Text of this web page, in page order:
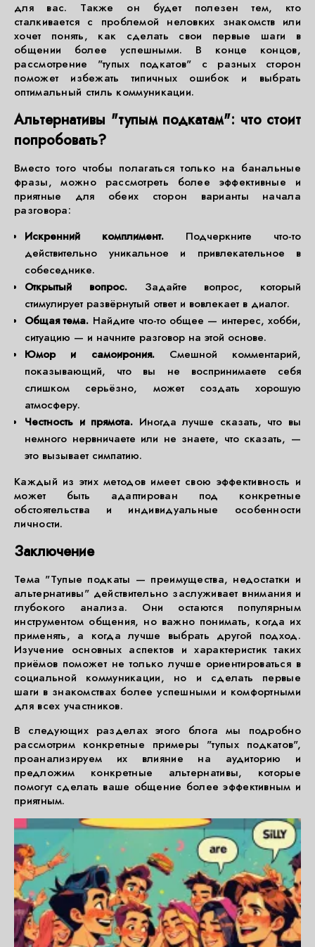
для вас. Также он будет полезен тем, кто
сталкивается с проблемой неловких знакомств или
хочет понять, как сделать свои первые шаги в
общении более успешными. В конце концов,
рассмотрение "тупых подкатов" с разных сторон
поможет избежать типичных ошибок и выбрать
оптимальный стиль коммуникации.
Альтернативы "тупым подкатам": что стоит
попробовать?
Вместо того чтобы полагаться только на банальные
фразы, можно рассмотреть более эффективные и
приятные для обеих сторон варианты начала
разговора:
Искренний комплимент. Подчеркните что-то
действительно уникальное и привлекательное в
собеседнике.
Открытый вопрос.Задайте вопрос, который
стимулирует развёрнутый ответ и вовлекает в диалог.
Общая тема. Найдите что-то общее — интерес, хобби,
ситуацию — и начните разговор на этой основе.
Юмор и самоирония.Смешной комментарий,
показывающий, что вы не воспринимаете себя
слишком серьёзно, может создать хорошую
атмосферу.
Честность и прямота. Иногда лучше сказать, что вы
немного нервничаете или не знаете, что сказать, —
это вызывает симпатию.
Каждый из этих методов имеет свою эффективность и
может быть адаптирован под конкретные
обстоятельства и индивидуальные особенности
личности.
Заключение
Тема "Тупые подкаты — преимущества, недостатки и
альтернативы" действительно заслуживает внимания и
глубокого анализа. Они остаются популярным
инструментом общения, но важно понимать, когда их
применять, а когда лучше выбрать другой подход.
Изучение основных аспектов и характеристик таких
приёмов поможет не только лучше ориентироваться в
социальной коммуникации, но и сделать первые
шаги в знакомствах более успешными и комфортными
для всех участников.
В следующих разделах этого блога мы подробно
рассмотрим конкретные примеры "тупых подкатов",
проанализируем их влияние на аудиторию и
предложим конкретные альтернативы, которые
помогут сделать ваше общение более эффективным и
приятным.